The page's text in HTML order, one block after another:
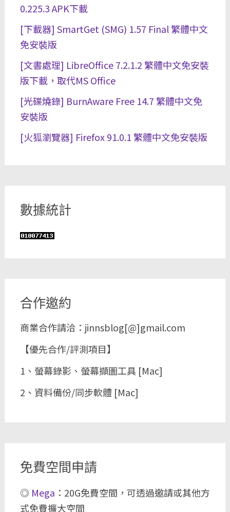
0.225.3 APK下載
[下載器] SmartGet (SMG) 1.57 Final 繁體中文
免安裝版
[文書處理] LibreOffice 7.2.1.2 繁體中文免安裝
版下載，取代MS Office
[光碟燒錄] BurnAware Free 14.7 繁體中文免
安裝版
[火狐瀏覽器] Firefox 91.0.1 繁體中文免安裝版
數據統計
合作邀約
商業合作請洽：jinnsblog[@]gmail.com
【優先合作/評測項目】
1、螢幕錄影、螢幕擷圖工具 [Mac]
2、資料備份/同步軟體 [Mac]
免費空間申請
◎ Mega ：20G免費空間，可透過邀請或其他方
式免費擴大空間